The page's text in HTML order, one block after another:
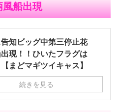
風船出現
知ビッグ中第三停止花
現！！ひいたフラグは
まどマギツイキャス】
続きを見る